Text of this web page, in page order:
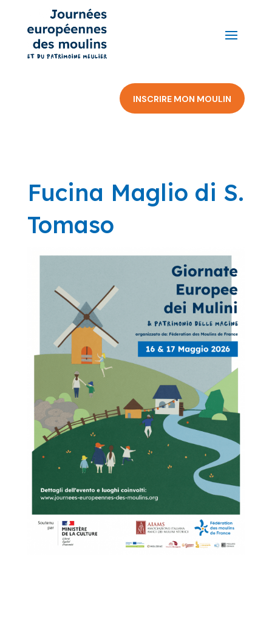
INSCRIRE MON MOULIN
Fucina Maglio di S.
Tomaso